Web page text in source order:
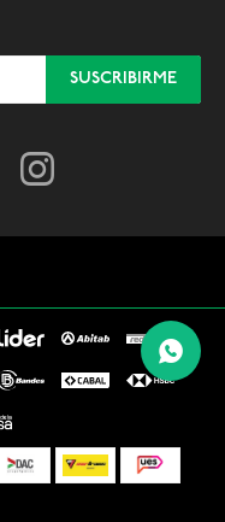
SUSCRIBIRME
